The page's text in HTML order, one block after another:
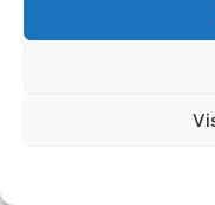
För att hitta det